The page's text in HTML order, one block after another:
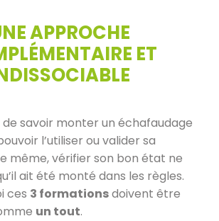
APPROCHE
ET
de savoir monter un échafaudage
l’utiliser ou valider sa
même, vérifier son bon état ne
ait été monté dans les règles.
ces 3 formationsdoivent être
un tout.